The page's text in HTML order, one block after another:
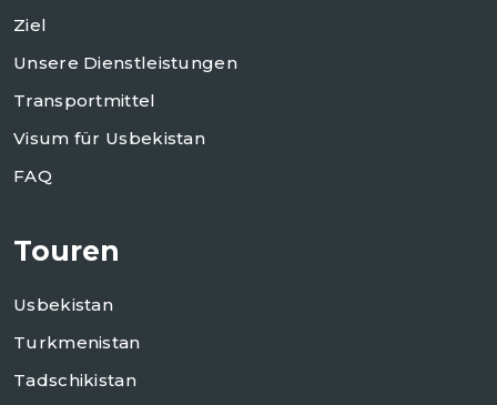
Ziel
Unsere Dienstleistungen
Transportmittel
Visum für Usbekistan
FAQ
Touren
Usbekistan
Turkmenistan
Tadschikistan